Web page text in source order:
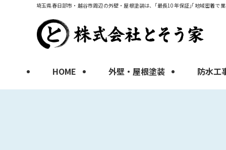
埼玉県春日部市・越谷市周辺の外壁・屋根塗装は、｢最長10年保証｣｢地域密着で
HOME 外壁・屋根塗装 防水工